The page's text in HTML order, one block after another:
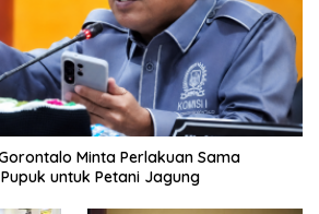
Minta Perlakuan Sama
untuk Petani Jagung